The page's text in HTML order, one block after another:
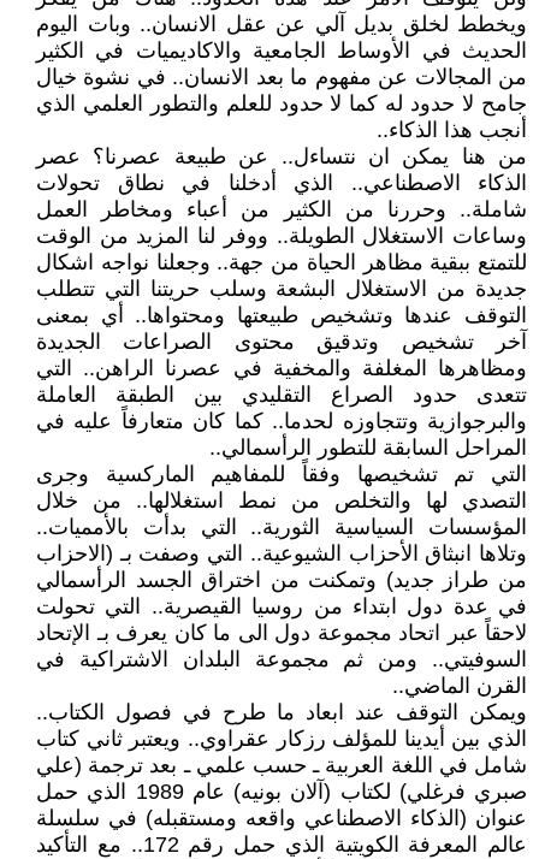
ويخطط لخلق بديل آلي عن عقل الانسان.. وبات اليوم
الحديث في الأوساط الجامعية والاكاديميات في الكثير
من المجالات عن مفهوم ما بعد الانسان.. في نشوة خيال
جامح لا حدود له كما لا حدود للعلم والتطور العلمي الذي
أنجب هذا الذكاء..
من هنا يمكن ان نتساءل.. عن طبيعة عصرنا؟ عصر
الذكاء الاصطناعي.. الذي أدخلنا في نطاق تحولات
شاملة.. وحررنا من الكثير من أعباء ومخاطر العمل
وساعات الاستغلال الطويلة.. ووفر لنا المزيد من الوقت
للتمتع ببقية مظاهر الحياة من جهة.. وجعلنا نواجه اشكال
جديدة من الاستغلال البشعة وسلب حريتنا التي تتطلب
التوقف عندها وتشخيص طبيعتها ومحتواها.. أي بمعنى
آخر تشخيص وتدقيق محتوى الصراعات الجديدة
ومظاهرها المغلفة والمخفية في عصرنا الراهن.. التي
تتعدى حدود الصراع التقليدي بين الطبقة العاملة
والبرجوازية وتتجاوزه لحدما.. كما كان متعارفاً عليه في
المراحل السابقة للتطور الرأسمالي..
التي تم تشخيصها وفقاً للمفاهيم الماركسية وجرى
التصدي لها والتخلص من نمط استغلالها.. من خلال
المؤسسات السياسية الثورية.. التي بدأت بالأمميات..
وتلاها انبثاق الأحزاب الشيوعية.. التي وصفت بـ (الاحزاب
من طراز جديد) وتمكنت من اختراق الجسد الرأسمالي
في عدة دول ابتداء من روسيا القيصرية.. التي تحولت
لاحقاً عبر اتحاد مجموعة دول الى ما كان يعرف بـ الإتحاد
السوفيتي.. ومن ثم مجموعة البلدان الاشتراكية في
القرن الماضي..
ويمكن التوقف عند ابعاد ما طرح في فصول الكتاب..
الذي بين أيدينا للمؤلف رزكار عقراوي.. ويعتبر ثاني كتاب
شامل في اللغة العربية ـ حسب علمي ـ بعد ترجمة (علي
صبري فرغلي) لكتاب (آلان بونيه) عام 1989 الذي حمل
عنوان (الذكاء الاصطناعي واقعه ومستقبله) في سلسلة
عالم المعرفة الكويتية الذي حمل رقم 172.. مع التأكيد